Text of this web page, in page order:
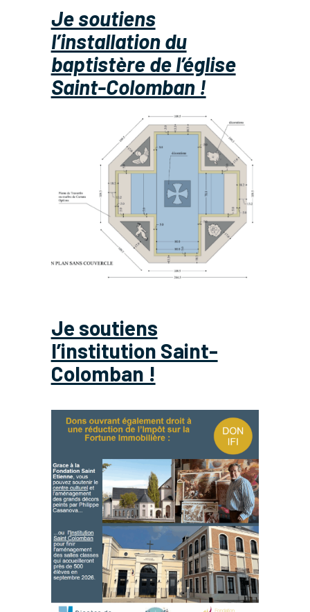
Je soutiens
l’installation du
baptistère de l’église
Saint-Colomban !
Je soutiens
l’institution Saint-
Colomban !